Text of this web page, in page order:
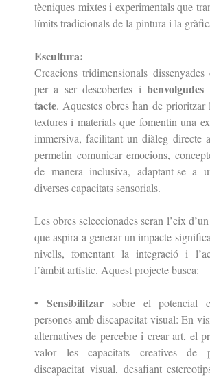
tècniques mixtes i experimentals que
límits tradicionals de la pintura i la
Escultura:
Creacions tridimensionals dissenyades
per a ser descobertes i
tacte. Aquestes obres han de prioritzar
texturesi materials que fomentin una
immersiva, facilitant un diàleg directe
permetin comunicar emocions,
de manera inclusiva, adaptant-se a
diverses capacitats sensorials.
Les obres seleccionades seran l’eix
que aspira a generar unimpacte
nivells, fomentant la integració i
l’àmbit artístic. Aquest projecte busca:
• Sensibilitzarsobre el potencial
persones amb discapacitat visual: En
alternatives de percebre i crear art, el
valor les capacitats creatives de
discapacitat visual, desafiant